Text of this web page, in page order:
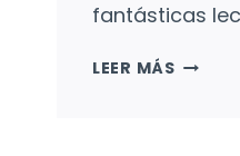
fantásticas
LEER MÁSLAS